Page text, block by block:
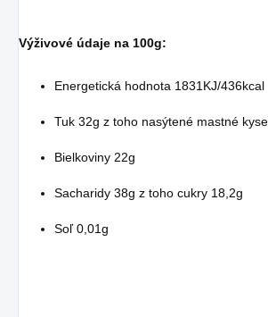
Výživové údaje na 100g:
Energetická hodnota 1831KJ/436kcal
Tuk 32g z toho nasýtené mastné
Bielkoviny 22g
Sacharidy 38g z toho cukry 18,2g
Soľ 0,01g